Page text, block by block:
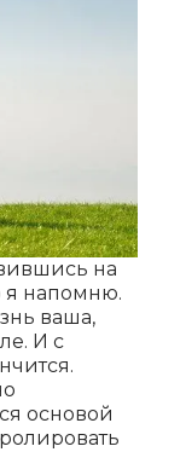
на
я напомню.
ваша,
И с
основой